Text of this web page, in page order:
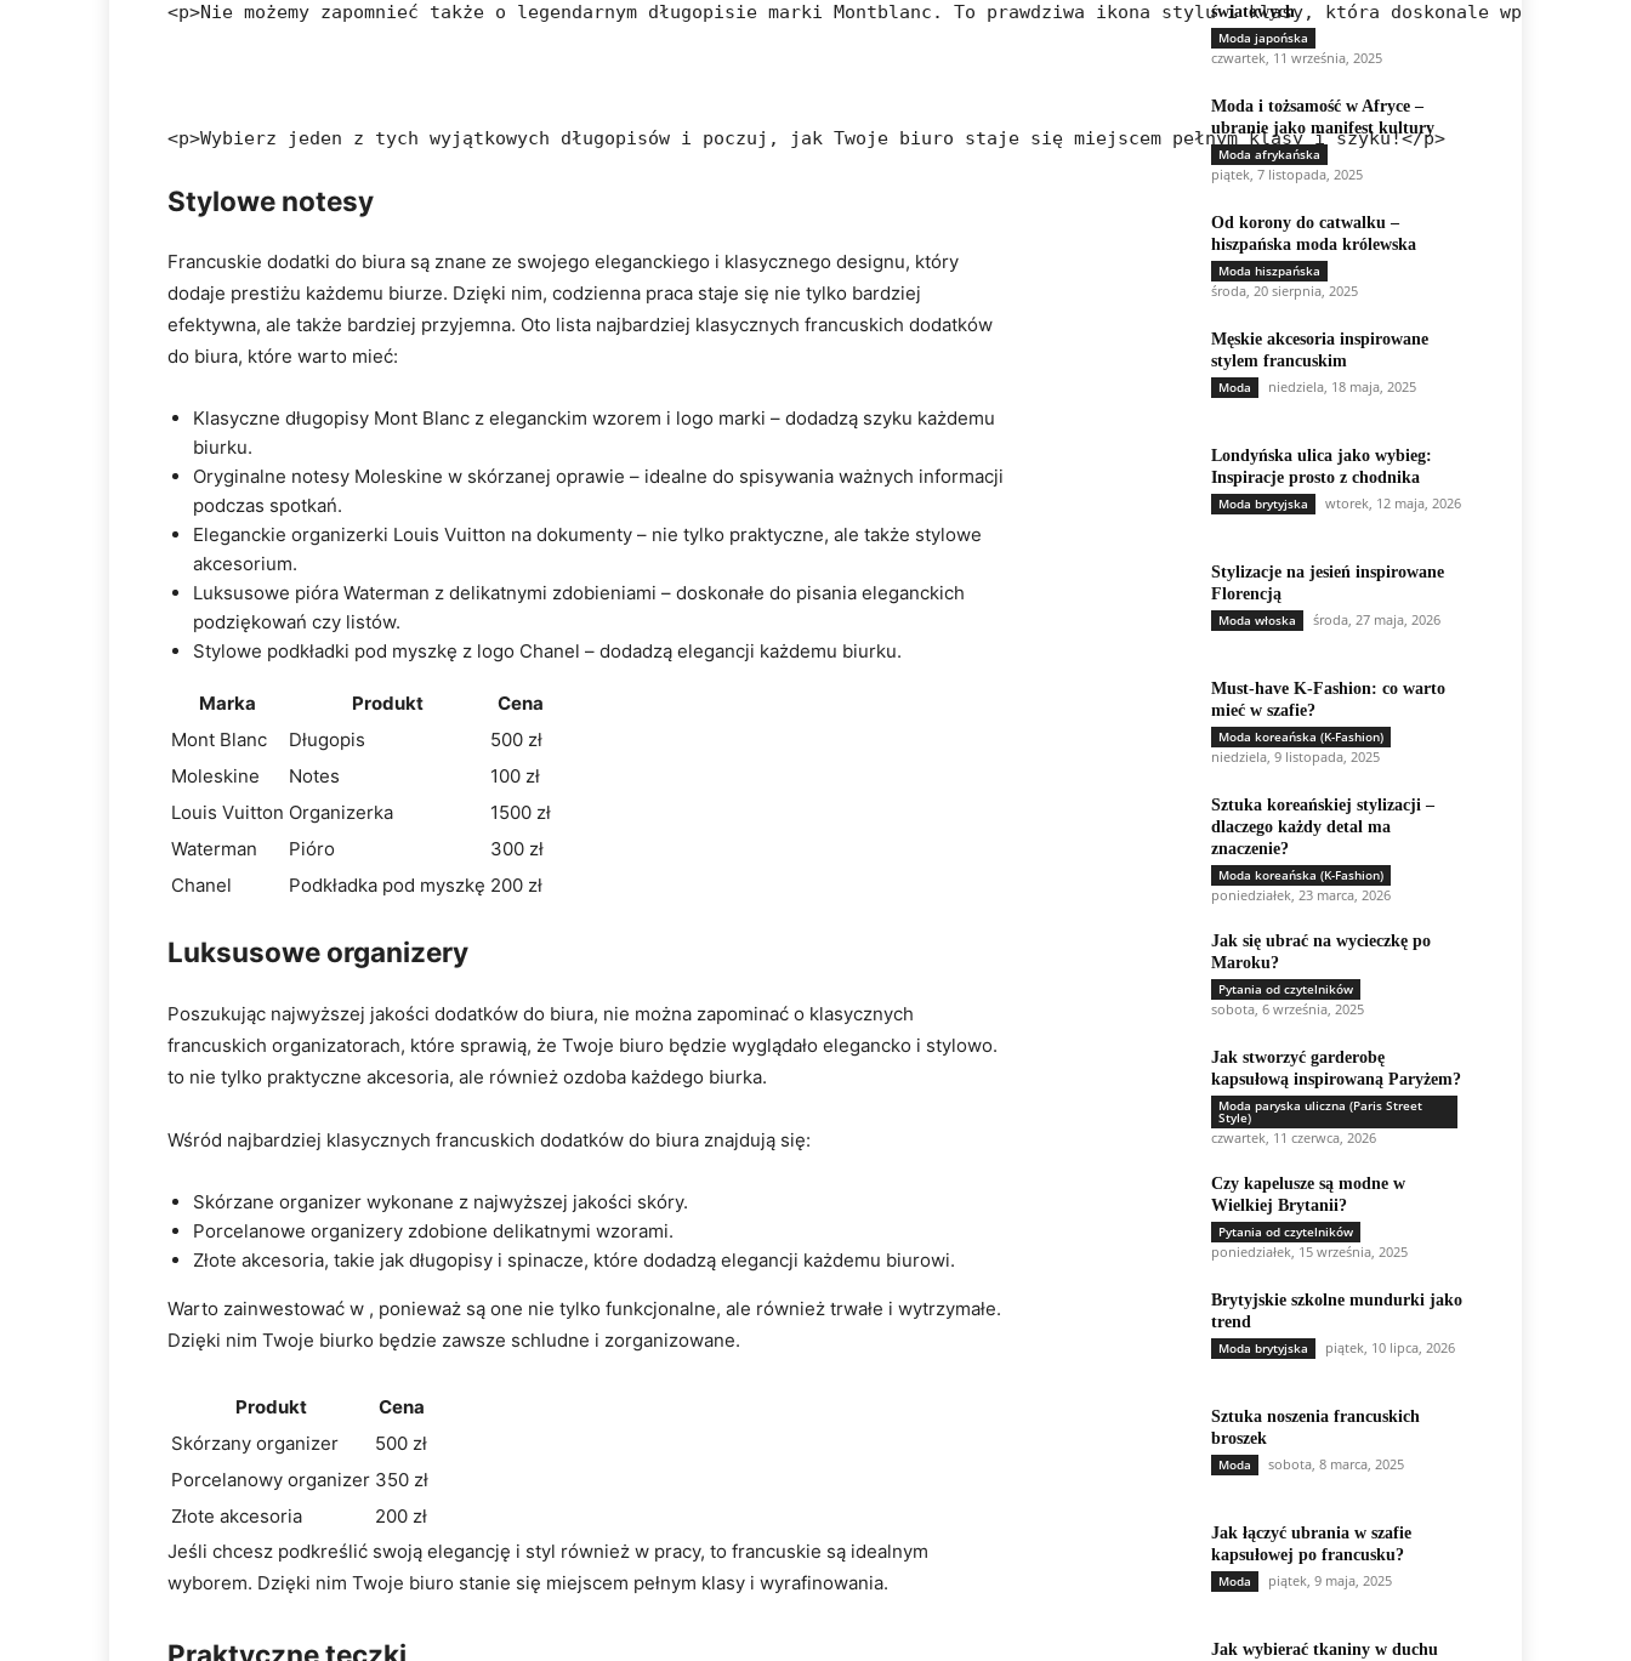
<p>Nie możemy zapomnieć także o legendarnym długopisie marki Montblanc. To prawdziwa ikona stylu i klasy, która doskonale wpisuje się
<p>Wybierz jeden z tych wyjątkowych długopisów i poczuj, jak Twoje biuro staje się miejscem pełnym klasy i szyku!</p>
Stylowe notesy
Francuskie dodatki do biura są znane ze swojego eleganckiego i klasycznego designu, który
dodaje prestiżu każdemu biurze. Dzięki nim, codzienna praca staje się nie tylko bardziej
efektywna, ale także bardziej przyjemna. Oto lista najbardziej klasycznych francuskich dodatków
do biura, które warto mieć:
Klasyczne długopisy Mont Blanc z eleganckim wzorem i logo marki – dodadzą szyku każdemu
biurku.
Oryginalne notesy Moleskine w skórzanej oprawie – idealne do spisywania ważnych informacji
podczas spotkań.
Eleganckie organizerki Louis Vuitton na dokumenty – nie tylko praktyczne, ale także stylowe
akcesorium.
Luksusowe pióra Waterman z delikatnymi zdobieniami – doskonałe do pisania eleganckich
podziękowań czy listów.
Stylowe podkładki pod myszkę z logo Chanel – dodadzą elegancji każdemu biurku.
Marka Produkt
Cena
Mont Blanc
Długopis
500 zł
Moleskine
Notes
100 zł
Louis Vuitton Organizerka
1500 zł
Waterman
Pióro
300 zł
Chanel
Podkładka pod myszkę 200 zł
Luksusowe organizery
Poszukując najwyższej jakości dodatków do biura, nie można zapominać o klasycznych
francuskich organizatorach, które sprawią, że Twoje biuro będzie wyglądało elegancko i stylowo.
to nie tylko praktyczne akcesoria, ale również ozdoba każdego biurka.
Wśród najbardziej klasycznych francuskich dodatków do biura znajdują się:
Skórzane organizer wykonane z najwyższej jakości skóry.
Porcelanowe organizery zdobione delikatnymi wzorami.
Złote akcesoria, takie jak długopisy i spinacze, które dodadzą elegancji każdemu biurowi.
Warto zainwestować w , ponieważ są one nie tylko funkcjonalne, ale również trwałe i wytrzymałe.
Dzięki nim Twoje biurko będzie zawsze schludne i zorganizowane.
Produkt
Cena
Skórzany organizer
500 zł
Porcelanowy organizer 350 zł
Złote akcesoria
200 zł
Jeśli chcesz podkreślić swoją elegancję i styl również w pracy, to francuskie są idealnym
wyborem. Dzięki nim Twoje biuro stanie się miejscem pełnym klasy i wyrafinowania.
Praktyczne teczki
światowych
Moda japońska
czwartek, 11 września, 2025
Moda i tożsamość w Afryce –
ubranie jako manifest kultury
Moda afrykańska
piątek, 7 listopada, 2025
Od korony do catwalku –
hiszpańska moda królewska
Moda hiszpańska
środa, 20 sierpnia, 2025
Męskie akcesoria inspirowane
stylem francuskim
Moda niedziela, 18 maja, 2025
Londyńska ulica jako wybieg:
Inspiracje prosto z chodnika
Moda brytyjska wtorek, 12 maja, 2026
Stylizacje na jesień inspirowane
Florencją
Moda włoska środa, 27 maja, 2026
Must-have K-Fashion: co warto
mieć w szafie?
Moda koreańska (K-Fashion)
niedziela, 9 listopada, 2025
Sztuka koreańskiej stylizacji –
dlaczego każdy detal ma
znaczenie?
Moda koreańska (K-Fashion)
poniedziałek, 23 marca, 2026
Jak się ubrać na wycieczkę po
Maroku?
Pytania od czytelników
sobota, 6 września, 2025
Jak stworzyć garderobę
kapsułową inspirowaną Paryżem?
Moda paryska uliczna (Paris Street
Style)
czwartek, 11 czerwca, 2026
Czy kapelusze są modne w
Wielkiej Brytanii?
Pytania od czytelników
poniedziałek, 15 września, 2025
Brytyjskie szkolne mundurki jako
trend
Moda brytyjska piątek, 10 lipca, 2026
Sztuka noszenia francuskich
broszek
Moda sobota, 8 marca, 2025
Jak łączyć ubrania w szafie
kapsułowej po francusku?
Moda piątek, 9 maja, 2025
Jak wybierać tkaniny w duchu